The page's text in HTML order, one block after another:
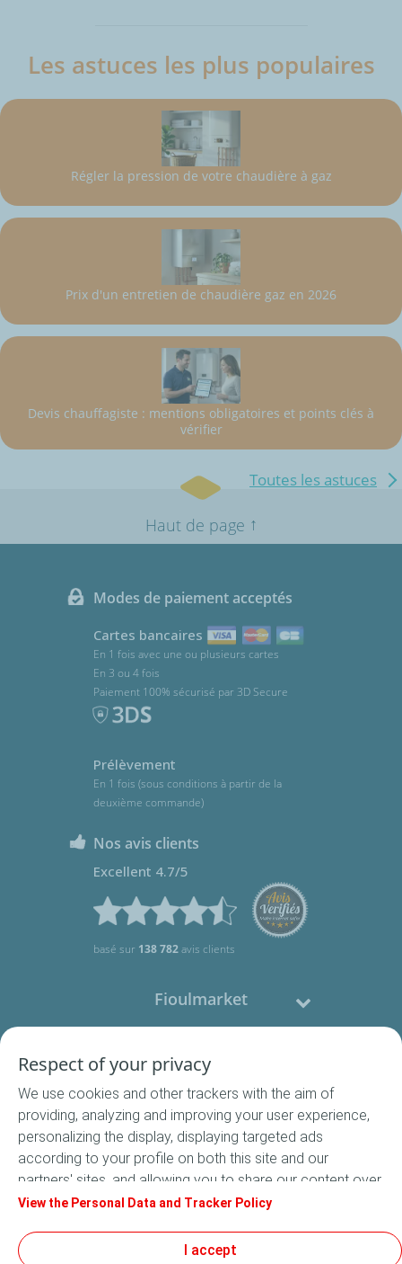
Les astuces les plus populaires
Régler la pression de votre chaudière à gaz
Prix d'un entretien de chaudière gaz en 2026
Devis chauffagiste : mentions obligatoires et points clés à
vérifier
Toutes les astuces
Haut de page ↑
Modes de paiement acceptés
Cartes bancaires
En 1 fois avec une ou plusieurs cartes
En 3 ou 4 fois
Paiement 100% sécurisé par 3D Secure
Prélèvement
En 1 fois (sous conditions à partir de la
deuxième commande)
Nos avis clients
Excellent 4.7/5
basé sur 138 782avis clients
Fioulmarket
Nous contacter
Suivez-nous
Respect of your privacy
We use cookies and other trackers with the aim of
providing, analyzing and improving your user experience,
personalizing the display, displaying targeted ads
according to your profile on both this site and our
partners' sites, and allowing you to share our content over
social media. In accordance with French legislation,
default. You can change your cookie settings at any time
View the Personal Data and Tracker Policy
I accept